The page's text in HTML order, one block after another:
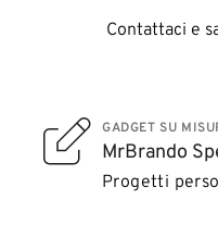
Contattaci e
GADGET SU
MrBrando
Progetti